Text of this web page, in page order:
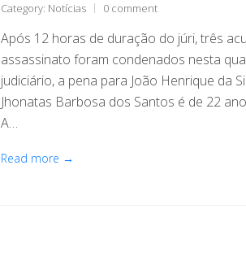
Category: Notícias 0 comment
Após 12 horas de duração do júri, três
assassinato foram condenados nesta
judiciário, a pena para João Henrique da
Jhonatas Barbosa dos Santos é de 22
A…
Read more →